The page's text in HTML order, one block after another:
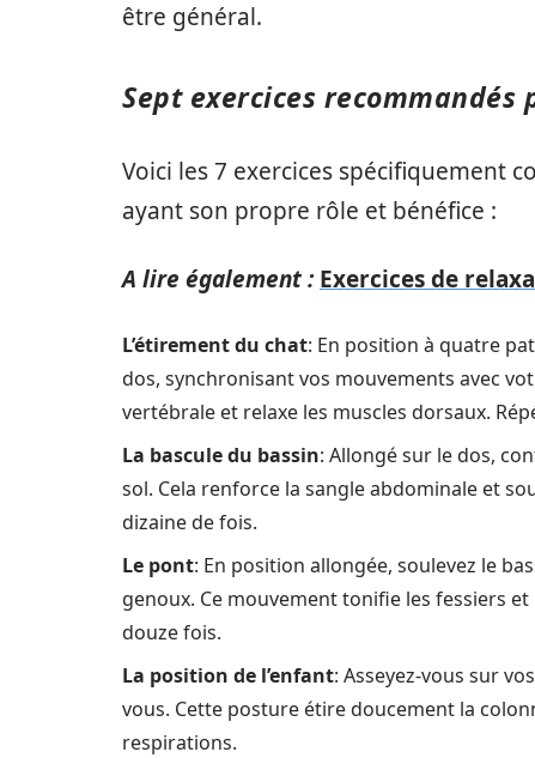
être général.
Sept exercices recommandés
Voici les 7 exercices spécifiquement
ayant son propre rôle et bénéfice :
A lire également : Exercices de
L’étirement du chat: En position à quatre
dos, synchronisant vos mouvements avec
vertébrale et relaxe les muscles dorsaux.
La bascule du bassin: Allongé sur le dos,
sol. Cela renforce la sangle abdominale et
dizaine de fois.
Le pont: En position allongée, soulevez le
genoux. Ce mouvement tonifie les fessiers
douze fois.
La position de l’enfant: Asseyez-vous sur
vous. Cette posture étire doucement la
respirations.